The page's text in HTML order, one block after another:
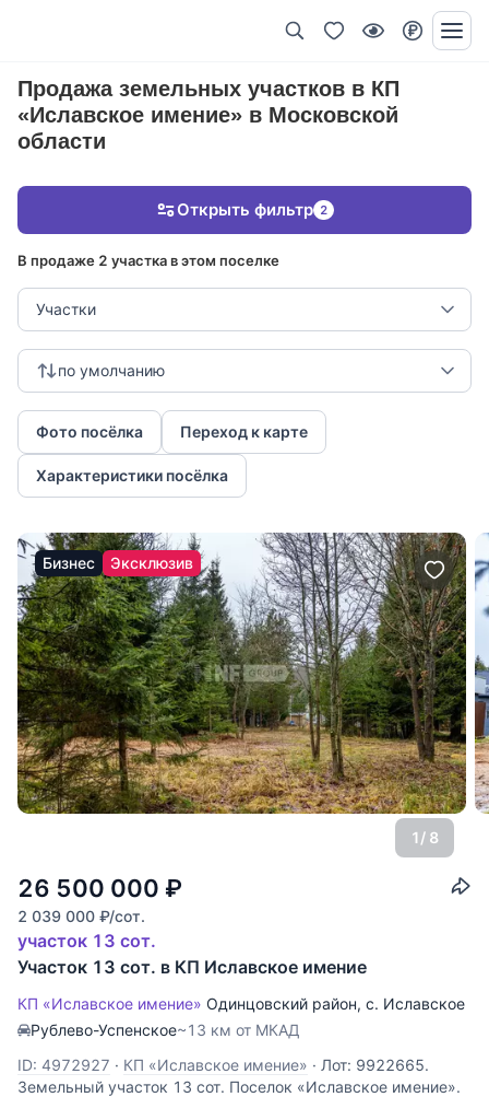
Продажа земельных участков в КП
«Иславское имение» в Московской
области
В продаже 2 участка в этом поселке
Участки
по умолчанию
Фото посёлка Переход к карте
Характеристики посёлка
Открыть фильтр 2
Бизнес Эксклюзив
1/ 8
26 500 000 ₽
2 039 000 ₽/сот.
участок 13 сот.
Участок 13 сот. в КП Иславское имение
КП «Иславское имение» Одинцовский район, с. Иславское
Рублево-Успенское~13 км от МКАД
ID: 4972927 · КП «Иславское имение» · Лот: 9922665.
Земельный участок 13 cот. Поселок «Иславское имение».